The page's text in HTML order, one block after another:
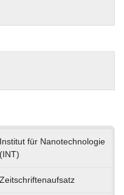
Institut für Nanotechnologie
(INT)
Zeitschriftenaufsatz